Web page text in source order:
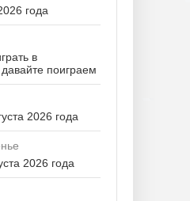
года
в
поиграем
2026 года
2026 года